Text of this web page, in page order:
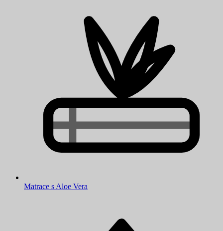
Matrace s Aloe Vera